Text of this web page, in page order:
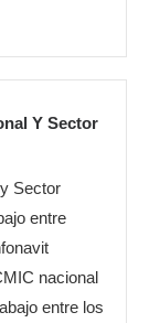
Y Sector
Sector
entre
nacional
entre los